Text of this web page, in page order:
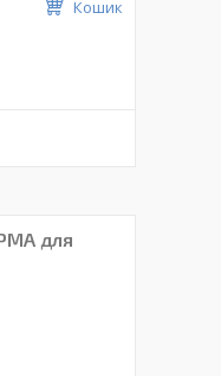
Кошик
для